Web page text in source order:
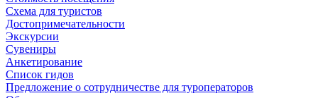
Схема для туристов
Достопримечательности
Экскурсии
Сувениры
Анкетирование
Список гидов
Предложение о сотрудничестве для туроператоров